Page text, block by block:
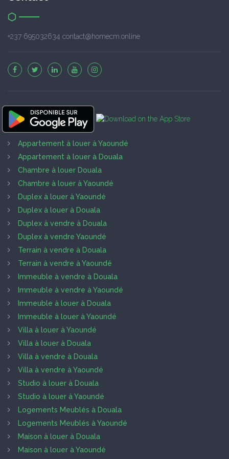
+237 695032634 contact@homecm.online
Appartement à louer à Yaoundé
Appartement à louer à Douala
Chambre à louer Douala
Chambre à louer à Yaoundé
Duplex à louer à Yaoundé
Duplex à louer à Douala
Duplex à vendre à Douala
Duplex à vendre Yaoundé
Terrain à vendre à Douala
Terrain à vendre à Yaoundé
Immeuble à vendre à Douala
Immeuble à vendre à Yaoundé
Immeuble à louer à Douala
Immeuble à louer à Yaoundé
Villa à louer à Yaoundé
Villa à louer à Douala
Villa à vendre à Douala
Villa à vendre à Yaoundé
Studio à louer à Douala
Studio à louer à Yaoundé
Logements Meublés à Douala
Logements Meublés à Yaoundé
Maison à louer à Douala
Maison à louer à Yaoundé